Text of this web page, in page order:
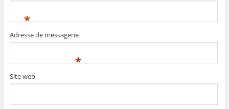
*
Adresse de messagerie
*
Site web